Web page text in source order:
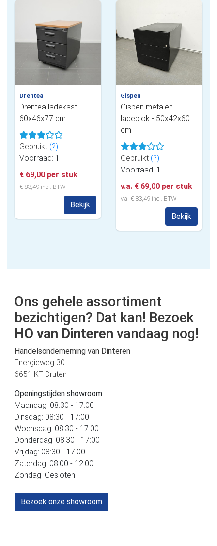
Drentea
Drentea ladekast -
60x46x77 cm
Gebruikt (?)
Voorraad: 1
€ 69,00 per stuk
€ 83,49 incl. BTW
Bekijk
Gispen
Gispen metalen
ladeblok - 50x42x60
cm
Gebruikt (?)
Voorraad: 1
v.a. € 69,00 per stuk
v.a. € 83,49 incl. BTW
Bekijk
Ons gehele assortiment
bezichtigen? Dat kan! Bezoek
HO van Dinteren vandaag nog!
Handelsonderneming van Dinteren
Energieweg 30
6651 KT Druten
Openingstijden showroom
Maandag: 08:30 - 17:00
Dinsdag: 08:30 - 17:00
Woensdag: 08:30 - 17:00
Donderdag: 08:30 - 17:00
Vrijdag: 08:30 - 17:00
Zaterdag: 08:00 - 12:00
Zondag: Gesloten
Bezoek onze showroom